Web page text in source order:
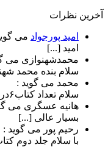
آخرین نظرات
امید پورجواد می
امید [...]
محمدشهنوازی می
سلام بنده محمد
محمد می گوید :
سلام تعداد کتاب۶در سایت زیاد نیست [...]
هانیه عسگری می
بسیار عالی [...]
رحیم پور می گوید :
با سلام جلد دوم